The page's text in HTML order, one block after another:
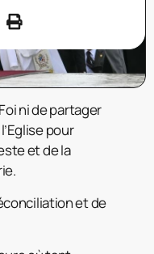
ni de partager
pour
et de la
et de